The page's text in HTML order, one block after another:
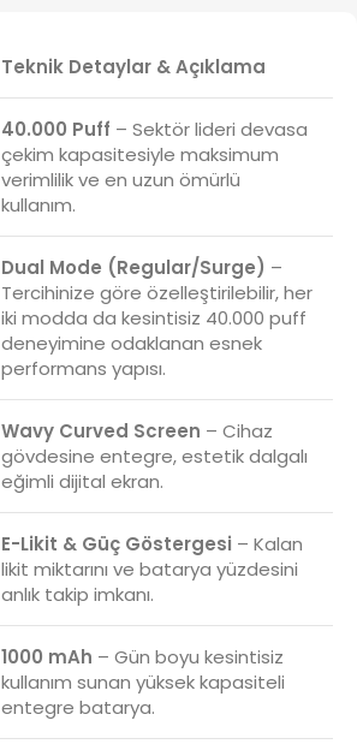
Teknik Detaylar & Açıklama
40.000 Puff – Sektör lideri devasa
çekim kapasitesiyle maksimum
verimlilik ve en uzun ömürlü
kullanım.
Dual Mode (Regular/Surge) –
Tercihinize göre özelleştirilebilir, her
iki modda da kesintisiz 40.000 puff
deneyimine odaklanan esnek
performans yapısı.
Wavy Curved Screen – Cihaz
gövdesine entegre, estetik dalgalı
eğimli dijital ekran.
E-Likit & Güç Göstergesi – Kalan
likit miktarını ve batarya yüzdesini
anlık takip imkanı.
1000 mAh – Gün boyu kesintisiz
kullanım sunan yüksek kapasiteli
entegre batarya.